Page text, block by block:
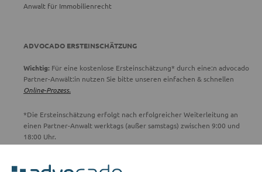
Anwalt für Immobilienrecht
ADVOCADO ERSTEINSCHÄTZUNG
Wichtig: Für eine kostenlose Ersteinschätzung* durch eine:n advocado
Partner-Anwält:in nutzen Sie bitte unseren einfachen & schnellen
Online-Prozess.
*Die Ersteinschätzung erfolgt nach erfolgreicher Weiterleitung an
einen Partner-Anwalt werktags (außer samstags) zwischen 9:00 und
18:00 Uhr.